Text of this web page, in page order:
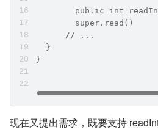
public int
  	super.read()
      // ...
  }
}
现在又提出需求，既要支持